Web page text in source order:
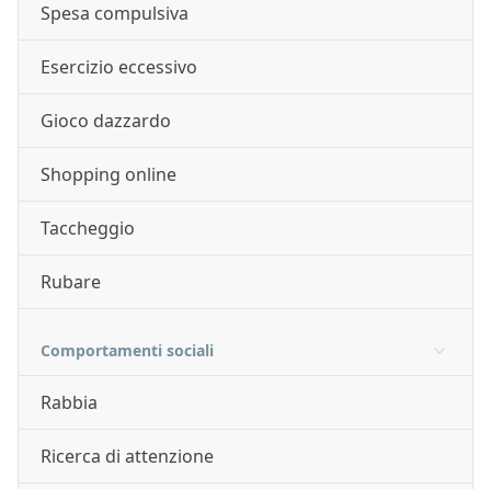
Spesa compulsiva
Esercizio eccessivo
Gioco dazzardo
Shopping online
Taccheggio
Rubare
Comportamenti sociali
Rabbia
Ricerca di attenzione